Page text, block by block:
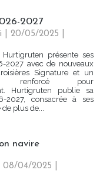
2027
| 20/05/2025
présente ses
2027 avec de nouveaux
Signature et un
renforcé pour
Hurtigruten publie sa
2027, consacrée à ses
plus de...
navire
08/04/2025